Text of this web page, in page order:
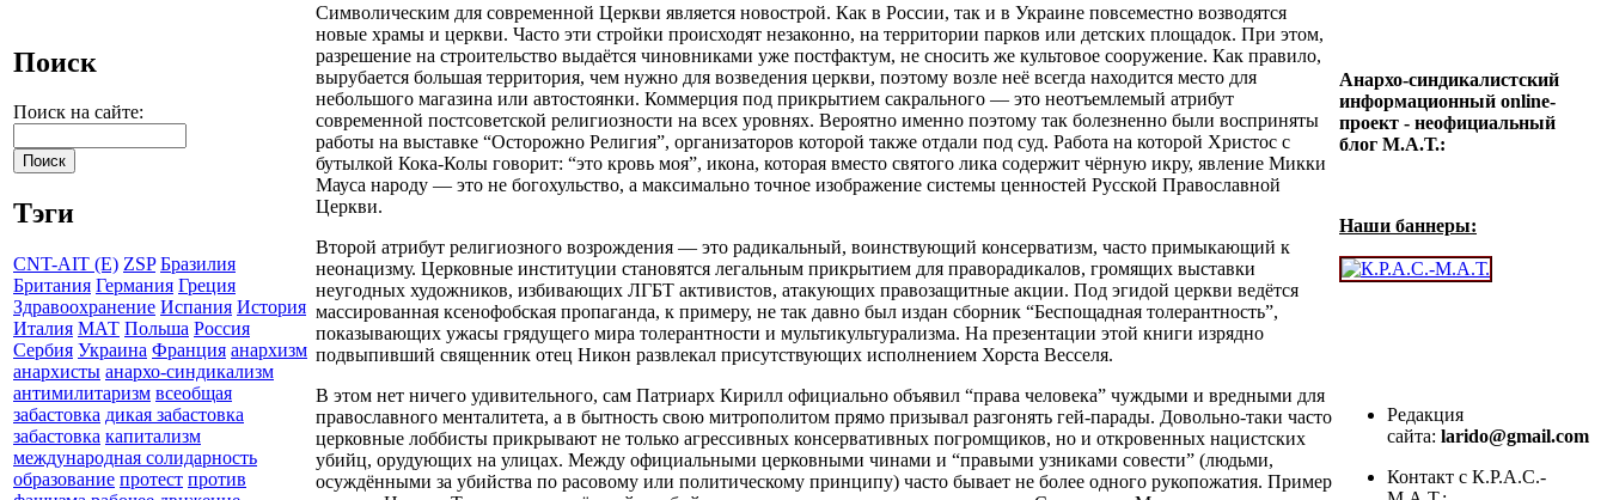
Поиск
Поиск на сайте:
Тэги
CNT-AIT (E) ZSP Бразилия
Британия Германия Греция
Здравоохранение Испания История
Италия МАТ Польша Россия
Сербия Украина Франция анархизм
анархисты анархо-синдикализм
антимилитаризм всеобщая
забастовка дикая забастовка
забастовка капитализм
международная солидарность
образование протест против
Символическим для современной Церкви является новострой. Как в России, так и в Украине повсеместно возводятся
новые храмы и церкви. Часто эти стройки происходят незаконно, на территории парков или детских площадок. При этом,
разрешение на строительство выдаётся чиновниками уже постфактум, не сносить же культовое сооружение. Как правило,
вырубается большая территория, чем нужно для возведения церкви, поэтому возле неё всегда находится место для
небольшого магазина или автостоянки. Коммерция под прикрытием сакрального — это неотъемлемый атрибут
современной постсоветской религиозности на всех уровнях. Вероятно именно поэтому так болезненно были восприняты
работы на выставке “Осторожно Религия”, организаторов которой также отдали под суд. Работа на которой Христос с
бутылкой Кока-Колы говорит: “это кровь моя”, икона, которая вместо святого лика содержит чёрную икру, явление Микки
Мауса народу — это не богохульство, а максимально точное изображение системы ценностей Русской Православной
Церкви.
Второй атрибут религиозного возрождения — это радикальный, воинствующий консерватизм, часто примыкающий к
неонацизму. Церковные институции становятся легальным прикрытием для праворадикалов, громящих выставки
неугодных художников, избивающих ЛГБТ активистов, атакующих правозащитные акции. Под эгидой церкви ведётся
массированная ксенофобская пропаганда, к примеру, не так давно был издан сборник “Беспощадная толерантность”,
показывающих ужасы грядущего мира толерантности и мультикультурализма. На презентации этой книги изрядно
подвыпивший священник отец Никон развлекал присутствующих исполнением Хорста Весселя.
В этом нет ничего удивительного, сам Патриарх Кирилл официально объявил “права человека” чуждыми и вредными для
православного менталитета, а в бытность свою митрополитом прямо призывал разгонять гей-парады. Довольно-таки часто
церковные лоббисты прикрывают не только агрессивных консервативных погромщиков, но и откровенных нацистских
убийц, орудующих на улицах. Между официальными церковными чинами и “правыми узниками совести” (людьми,
осуждёнными за убийства по расовому или политическому принципу) часто бывает не более одного рукопожатия. Пример
Анархо-синдикалистский
информационный online-
проект - неофициальный
блог М.А.Т.:
Наши баннеры:
Редакция
сайта: larido@gmail.com
Контакт с К.Р.А.С.-